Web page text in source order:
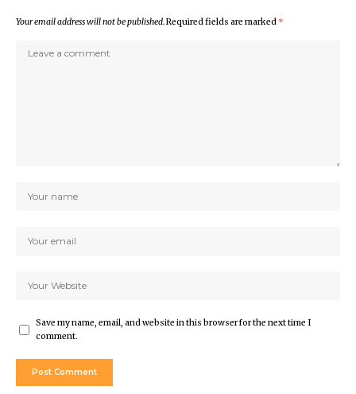
Your email address will not be published.Required fields are marked *
Save my name, email, and website in this browser for the next time I
comment.